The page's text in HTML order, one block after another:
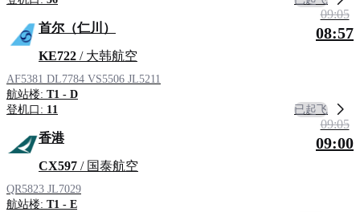
首尔（仁川）
KE722 / 大韩航空
AF5381 DL7784 VS5506 JL5211
航站楼: T1 - D
登机口: 11
09:05
08:57
已起飞
香港
CX597 / 国泰航空
QR5823 JL7029
航站楼: T1 - E
09:05
09:00